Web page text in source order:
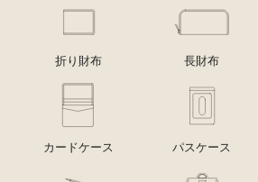
折り財布 長財布
カードケース パスケース